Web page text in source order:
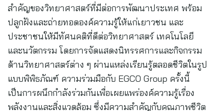
สำคัญของวิทยาศาสตร์ที่มีต่อการพัฒนาประเทศ พร้อม
ปลูกฝังและถ่ายทอดองค์ความรู้ให้แก่เยาวชน และ
ประชาชนให้มีทัศนคติที่ดีต่อวิทยาศาสตร์ เทคโนโลยี
และนวัตกรรม โดยการจัดแสดงนิทรรศการและกิจกรรม
ด้านวิทยาศาสตร์ต่าง ๆ ผ่านแหล่งเรียนรู้ตลอดชีวิตในรูป
แบบพิพิธภัณฑ์ ความร่วมมือกับ EGCO Group ครั้งนี้
เป็นการผนึกกำลังร่วมกันเพื่อเผยแพร่องค์ความรู้เรื่อง
พลังงานและสิ่งแวดล้อม ซึ่งมีความสำคัญกับคุณภาพชีวิต